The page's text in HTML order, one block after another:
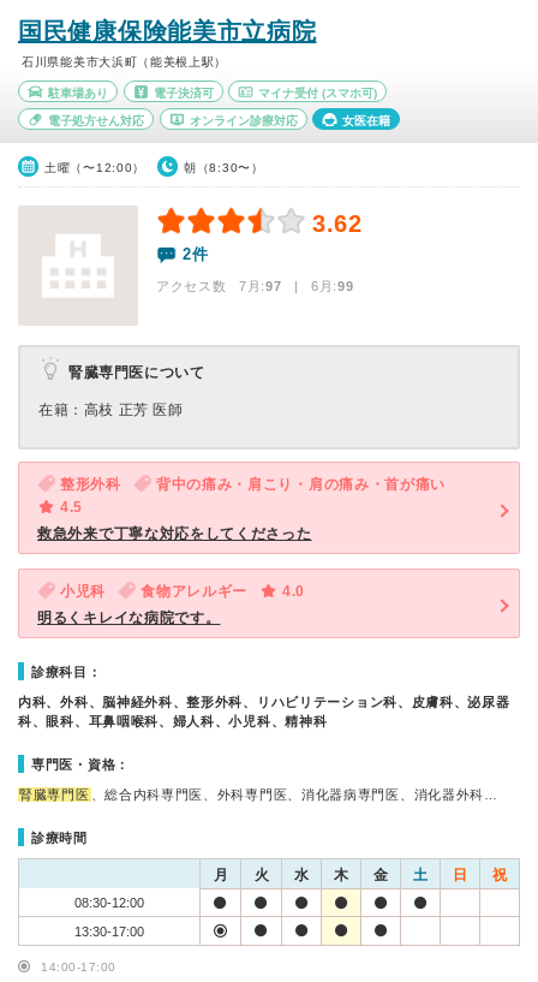
国民健康保険能美市立病院
石川県能美市大浜町（能美根上駅）
駐車場あり 電子決済可 マイナ受付 (スマホ可)
電子処方せん対応 オンライン診療対応 女医在籍
土曜（〜12:00） 朝（8:30〜）
3.62
2件
アクセス数 7月:97 | 6月:99
腎臓専門医について
在籍：高枝 正芳 医師
整形外科
背中の痛み・肩こり・肩の痛み・首が痛い
4.5
救急外来で丁寧な対応をしてくださった
小児科 食物アレルギー
4.0
明るくキレイな病院です。
診療科目：
内科、外科、脳神経外科、整形外科、リハビリテーション科、皮膚科、泌尿器
科、眼科、耳鼻咽喉科、婦人科、小児科、精神科
専門医・資格：
腎臓専門医 、総合内科専門医、外科専門医、消化器病専門医、消化器外科…
診療時間
月 火 水 木 金 土 日 祝
08:30-12:00
13:30-17:00
14:00-17:00